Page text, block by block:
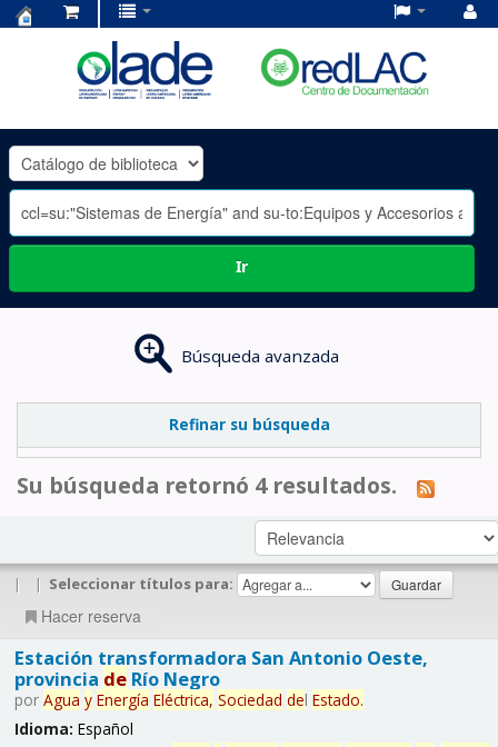
OLADE
-
Ir
Búsqueda avanzada
Refinar su búsqueda
Su búsqueda retornó 4 resultados.
| | Seleccionar títulos para:
Hacer reserva
Estación transformadora San Antonio Oeste,
provincia deRío Negro
por Agua y Energía Eléctrica, Sociedad del Estado.
Idioma: Español